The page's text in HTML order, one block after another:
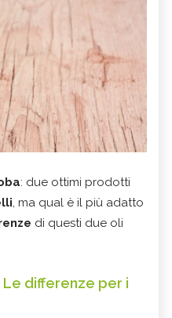
: due ottimi prodotti
, ma qual è il più adatto
di questi due oli
differenze per i